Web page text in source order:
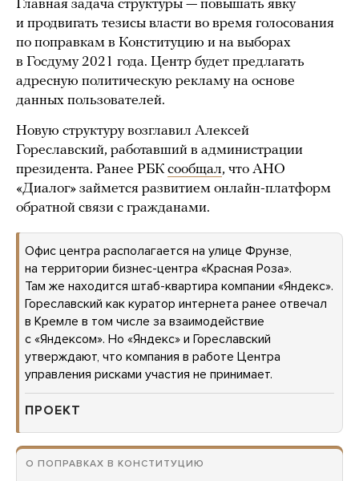
Главная задача структуры — повышать явку
и продвигать тезисы власти во время голосования
по поправкам в Конституцию и на выборах
в Госдуму 2021 года. Центр будет предлагать
адресную политическую рекламу на основе
данных пользователей.
Новую структуру возглавил Алексей
Гореславский, работавший в администрации
президента. Ранее РБК сообщал, что АНО
«Диалог» займется развитием онлайн-платформ
обратной связи с гражданами.
Офис центра располагается на улице Фрунзе,
на территории бизнес-центра «Красная Роза».
Там же находится штаб-квартира компании «Яндекс».
Гореславский как куратор интернета ранее отвечал
в Кремле в том числе за взаимодействие
с «Яндексом». Но «Яндекс» и Гореславский
утверждают, что компания в работе Центра
управления рисками участия не принимает.
ПРОЕКТ
О ПОПРАВКАХ В КОНСТИТУЦИЮ